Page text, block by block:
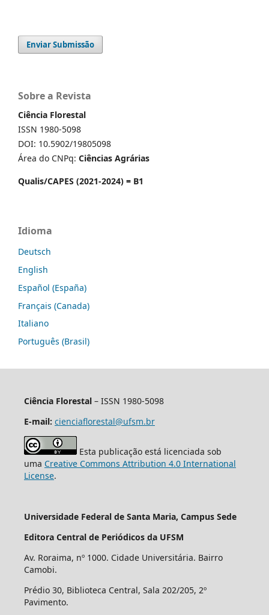
Enviar Submissão
Sobre a Revista
Ciência Florestal
ISSN 1980-5098
DOI: 10.5902/19805098
Área do CNPq: Ciências Agrárias
Qualis/CAPES (2021-2024) = B1
Idioma
Deutsch
English
Español (España)
Français (Canada)
Italiano
Português (Brasil)
Ciência Florestal– ISSN 1980-5098
E-mail: cienciaflorestal@ufsm.br
Esta publicação está licenciada sob
uma Creative Commons Attribution 4.0 International
License.
Universidade Federal de Santa Maria, Campus Sede
Editora Central de Periódicos da UFSM
Av. Roraima, nº 1000. Cidade Universitária. Bairro
Camobi.
Prédio 30, Biblioteca Central, Sala 202/205, 2º
Pavimento.